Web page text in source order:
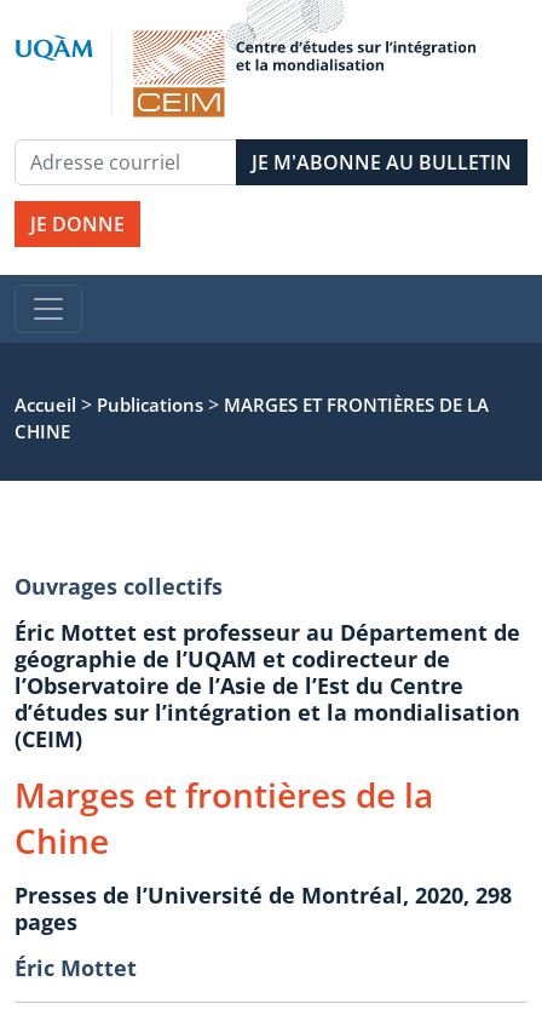
JE DONNE
Accueil > Publications > MARGES ET FRONTIÈRES DE LA
CHINE
Ouvrages collectifs
Éric Mottet est professeur au Département de
géographie de l’UQAM et codirecteur de
l’Observatoire de l’Asie de l’Est du Centre
d’études sur l’intégration et la mondialisation
(CEIM)
Marges et frontières de la
Chine
Presses de l’Université de Montréal, 2020, 298
pages
Éric Mottet